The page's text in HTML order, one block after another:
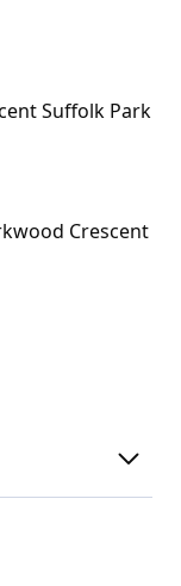
Suffolk Park